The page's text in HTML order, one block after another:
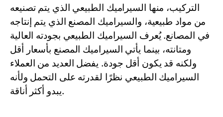
التركيب، منها السيراميك الطبيعي الذي يتم تصنيعه
من مواد طبيعية، والسيراميك المصنع الذي يتم إنتاجه
في المصانع. يُعرف السيراميك الطبيعي بجودته العالية
ومتانته، بينما يأتي السيراميك المصنع بأسعار أقل
ولكنه قد يكون أقل جودة. يفضل العديد من العملاء
السيراميك الطبيعي نظرًا لقدرته على التحمل ولأنه
يبدو أكثر أناقة.